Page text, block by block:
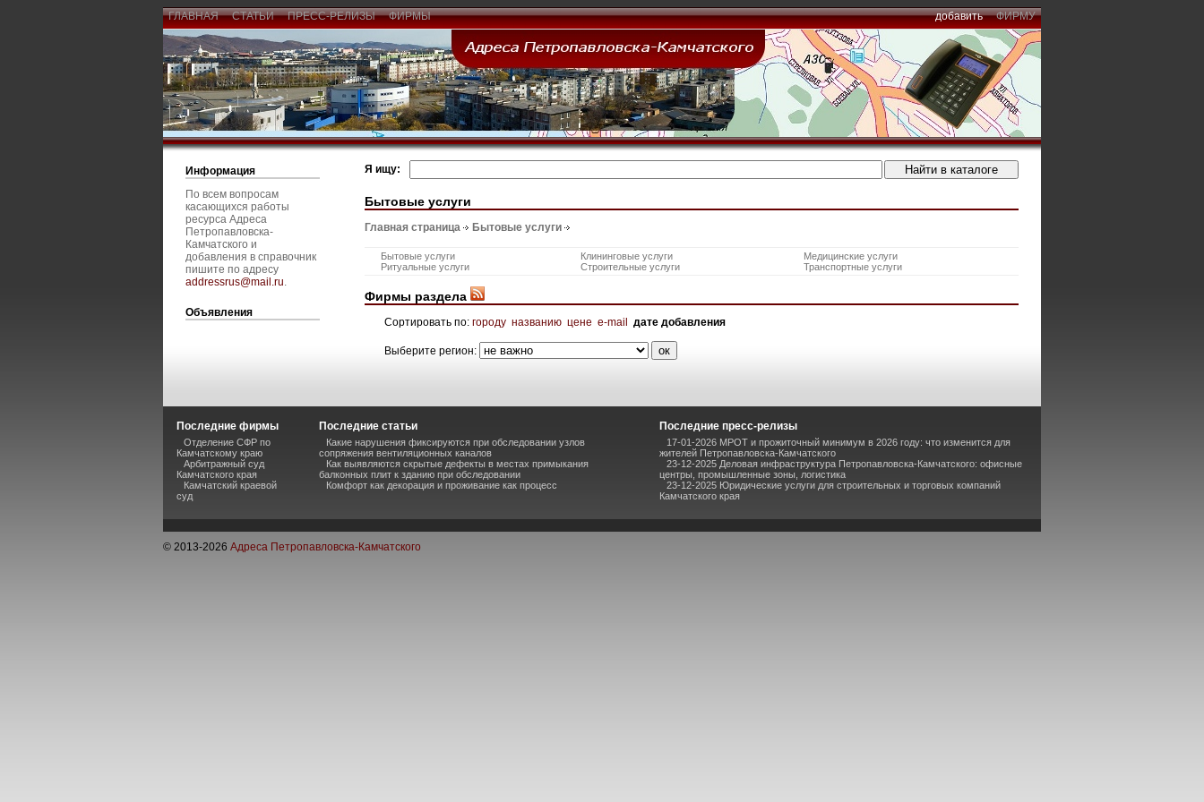
ГЛАВНАЯ СТАТЬИ ПРЕСС-РЕЛИЗЫ ФИРМЫ добавить ФИРМУ
Информация
По всем вопросам
касающихся работы
ресурса Адреса
Петропавловска-
Камчатского и
добавления в справочник
пишите по адресу
addressrus@mail.ru.
Объявления
Я ищу:
Бытовые услуги
Главная страница Бытовые услуги
Бытовые услуги Клининговые услуги
Медицинские услуги
Ритуальные услуги
Строительные услуги Транспортные услуги
Фирмы раздела
Сортировать по: городу названию цене e-mail дате добавления
Выберите регион:
Последние фирмы
Отделение СФР по
Камчатскому краю
Арбитражный суд
Камчатского края
Камчатский краевой
суд
Последние статьи
Какие нарушения фиксируются при обследовании узлов
сопряжения вентиляционных каналов
Как выявляются скрытые дефекты в местах примыкания
балконных плит к зданию при обследовании
Комфорт как декорация и проживание как процесс
Последние пресс-релизы
17-01-2026 МРОТ и прожиточный минимум в 2026 году: что изменится для
жителей Петропавловска-Камчатского
23-12-2025 Деловая инфраструктура Петропавловска-Камчатского: офисные
центры, промышленные зоны, логистика
23-12-2025 Юридические услуги для строительных и торговых компаний
Камчатского края
© 2013-2026 Адреса Петропавловска-Камчатского